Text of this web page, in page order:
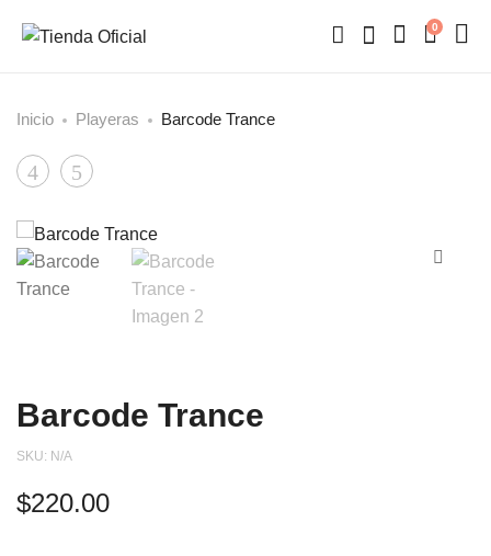
0
Inicio Playeras Barcode Trance
Product
navigation
Heroes
Majo
Barcode Trance
SKU: N/A
$220.00